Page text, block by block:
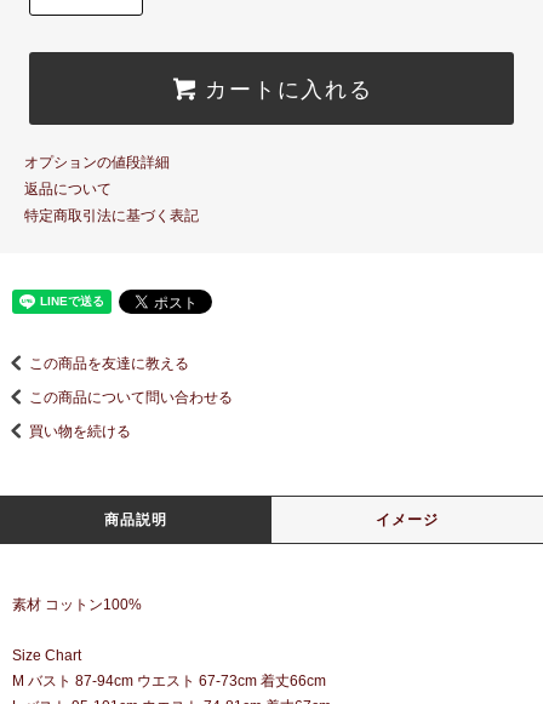
カートに入れる
オプションの値段詳細
返品について
特定商取引法に基づく表記
この商品を友達に教える
この商品について問い合わせる
買い物を続ける
商品説明 イメージ
素材 コットン100%
Size Chart
M バスト 87-94cm ウエスト 67-73cm 着丈66cm